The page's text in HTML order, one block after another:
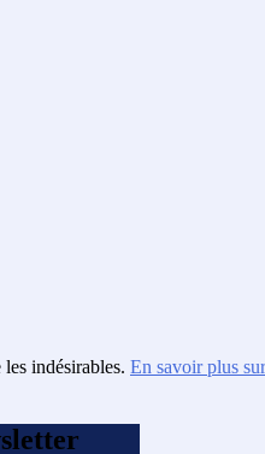
indésirables. En savoir plus